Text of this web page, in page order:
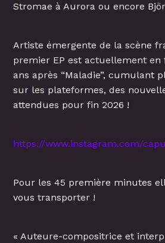
Stromae à Aurora ou encore
Artiste émergente de la scène
premier EP est actuellement en
ans après “Maladie”, cumulant
sur les plateformes, des
attendues pour fin 2026 !
https://www.instagram.com/
Pour les 45 première minutes
vous transporter !
« Auteure-compositrice et